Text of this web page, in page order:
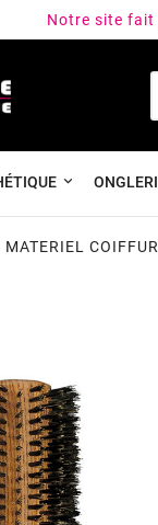
Notre site fait
MATERIEL